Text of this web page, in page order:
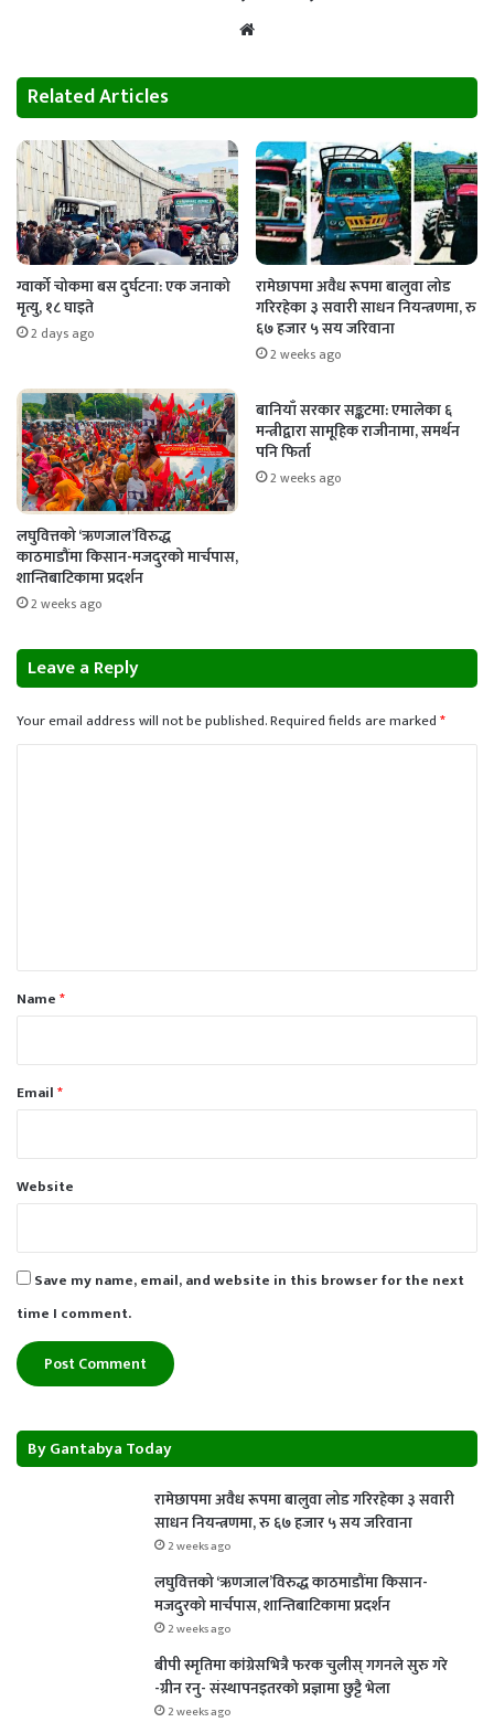
Related Articles
ग्वार्को चोकमा बस दुर्घटना: एक जनाको
मृत्यु, १८ घाइते
2 days ago
रामेछापमा अवैध रूपमा बालुवा लोड
गरिरहेका ३ सवारी साधन नियन्त्रणमा, रु
६७ हजार ५ सय जरिवाना
2 weeks ago
लघुवित्तको ‘ऋणजाल’विरुद्ध
काठमाडौंमा किसान-मजदुरको मार्चपास,
शान्तिबाटिकामा प्रदर्शन
2 weeks ago
बानियाँ सरकार सङ्कटमा: एमालेका ६
मन्त्रीद्वारा सामूहिक राजीनामा, समर्थन
पनि फिर्ता
2 weeks ago
Leave a Reply
Your email address will not be published.Required fields are marked*
*Name*
Email*
Website
Save my name, email, and website in this browser for the next
time I comment.
By Gantabya Today
रामेछापमा अवैध रूपमा बालुवा लोड गरिरहेका ३ सवारी
साधन नियन्त्रणमा, रु ६७ हजार ५ सय जरिवाना
2 weeks ago
लघुवित्तको ‘ऋणजाल’विरुद्ध काठमाडौंमा किसान-
मजदुरको मार्चपास, शान्तिबाटिकामा प्रदर्शन
2 weeks ago
बीपी स्मृतिमा कांग्रेसभित्रै फरक चुलीस् गगनले सुरु गरे
-ग्रीन रनु- संस्थापनइतरको प्रज्ञामा छुट्टै भेला
2 weeks ago